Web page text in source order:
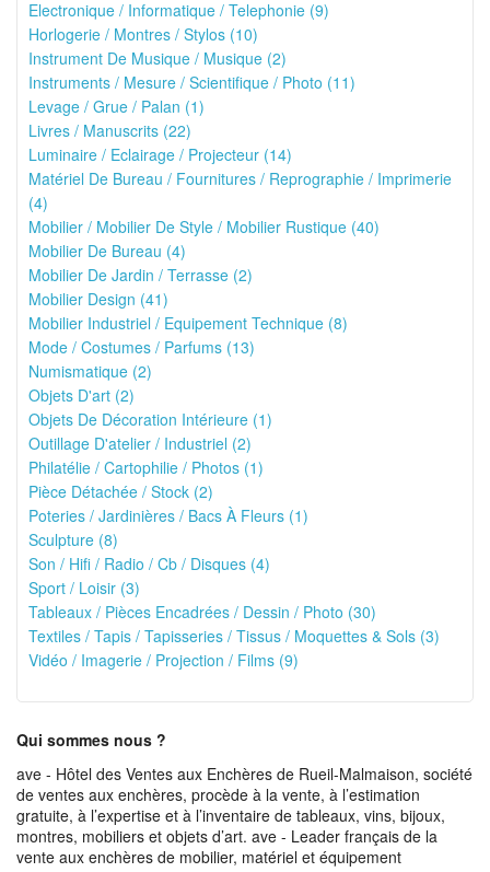
Electronique / Informatique / Telephonie (9)
Horlogerie / Montres / Stylos (10)
Instrument De Musique / Musique (2)
Instruments / Mesure / Scientifique / Photo (11)
Levage / Grue / Palan (1)
Livres / Manuscrits (22)
Luminaire / Eclairage / Projecteur (14)
Matériel De Bureau / Fournitures / Reprographie / Imprimerie
(4)
Mobilier / Mobilier De Style / Mobilier Rustique (40)
Mobilier De Bureau (4)
Mobilier De Jardin / Terrasse (2)
Mobilier Design (41)
Mobilier Industriel / Equipement Technique (8)
Mode / Costumes / Parfums (13)
Numismatique (2)
Objets D'art (2)
Objets De Décoration Intérieure (1)
Outillage D'atelier / Industriel (2)
Philatélie / Cartophilie / Photos (1)
Pièce Détachée / Stock (2)
Poteries / Jardinières / Bacs À Fleurs (1)
Sculpture (8)
Son / Hifi / Radio / Cb / Disques (4)
Sport / Loisir (3)
Tableaux / Pièces Encadrées / Dessin / Photo (30)
Textiles / Tapis / Tapisseries / Tissus / Moquettes & Sols (3)
Vidéo / Imagerie / Projection / Films (9)
Qui sommes nous ?
ave - Hôtel des Ventes aux Enchères de Rueil-Malmaison, société
de ventes aux enchères, procède à la vente, à l’estimation
gratuite, à l’expertise et à l’inventaire de tableaux, vins, bijoux,
montres, mobiliers et objets d’art. ave - Leader français de la
vente aux enchères de mobilier, matériel et équipement